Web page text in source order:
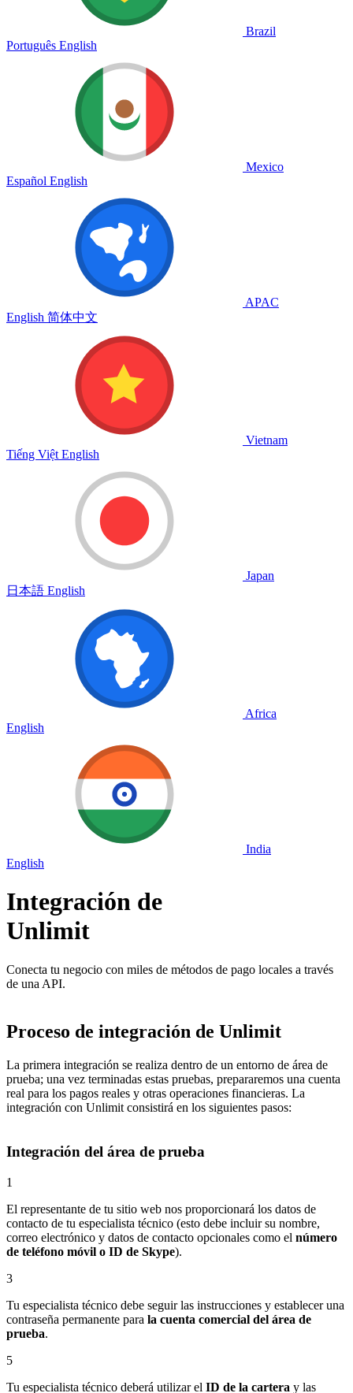
Brazil
Português English
Mexico
Español English
APAC
English 简体中文
Vietnam
Tiếng Việt English
Japan
日本語 English
Africa
English
India
English
Integración de
Unlimit
Conecta tu negocio con miles de métodos de pago locales a través
de una API.
Proceso de integración de Unlimit
La primera integración se realiza dentro de un entorno de área de
prueba; una vez terminadas estas pruebas, prepararemos una cuenta
real para los pagos reales y otras operaciones financieras. La
integración con Unlimit consistirá en los siguientes pasos:
Integración del área de prueba
1
El representante de tu sitio web nos proporcionará los datos de
contacto de tu especialista técnico (esto debe incluir su nombre,
correo electrónico y datos de contacto opcionales como el número
de teléfono móvil o ID de Skype).
3
Tu especialista técnico debe seguir las instrucciones y establecer una
contraseña permanente para la cuenta comercial del área de
prueba.
5
Tu especialista técnico deberá utilizar el ID de la cartera y las